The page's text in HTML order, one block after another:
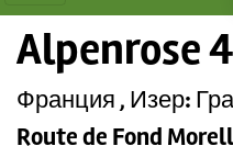
Alpenrose
Франция , Изер:
Route de Fond